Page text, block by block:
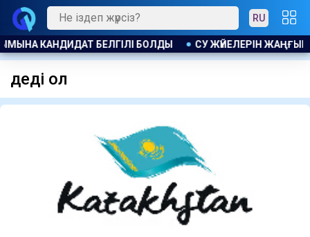
RU
1,4 МЛРД ТЕҢГЕ БӨЛІНДІ ПОЛЬША МИНИСТРІ РЕСЕЙ
деді ол